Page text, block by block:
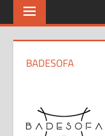
BADESOFA